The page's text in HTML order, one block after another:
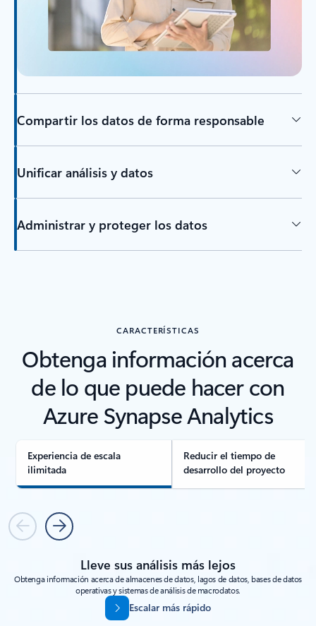
Compartir los datos de forma responsable
Unificar análisis y datos
Administrar y proteger los datos
CARACTERÍSTICAS
Obtenga información acerca
de lo que puede hacer con
Azure Synapse Analytics
Experiencia de escala
ilimitada
Reducir el tiempo de
desarrollo del proyecto
AnteriorSiguiente
Lleve sus análisis más lejos
Obtenga información acerca de almacenes de datos, lagos de datos, bases de datos
operativas y sistemas de análisis de macrodatos.
Escalar más rápido